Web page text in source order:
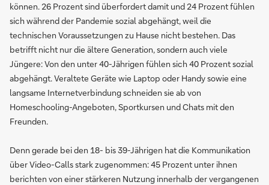
können. 26 Prozent sind überfordert damit und 24 Prozent fühlen
sich während der Pandemie sozial abgehängt, weil die
technischen Voraussetzungen zu Hause nicht bestehen. Das
betrifft nicht nur die ältere Generation, sondern auch viele
Jüngere: Von den unter 40-Jährigen fühlen sich 40 Prozent sozial
abgehängt. Veraltete Geräte wie Laptop oder Handy sowie eine
langsame Internetverbindung schneiden sie ab von
Homeschooling-Angeboten, Sportkursen und Chats mit den
Freunden.
Denn gerade bei den 18- bis 39-Jährigen hat die Kommunikation
über Video-Calls stark zugenommen: 45 Prozent unter ihnen
berichten von einer stärkeren Nutzung innerhalb der vergangenen